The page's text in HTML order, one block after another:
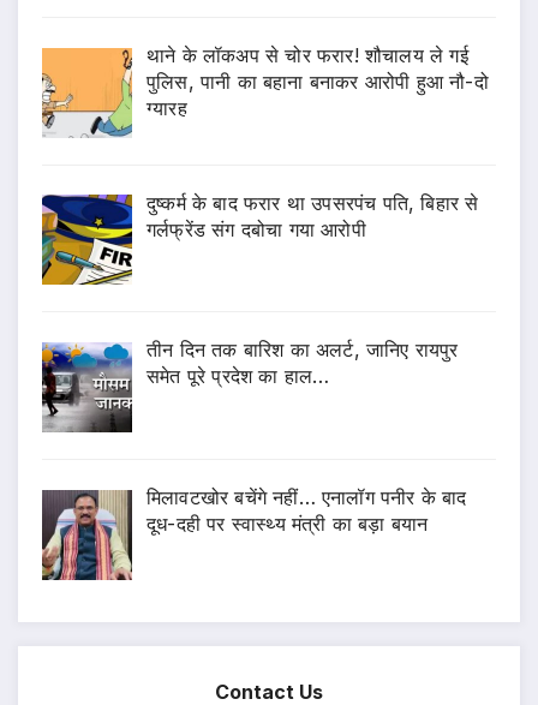
थाने के लॉकअप से चोर फरार! शौचालय ले गई
पुलिस, पानी का बहाना बनाकर आरोपी हुआ नौ-दो
ग्यारह
दुष्कर्म के बाद फरार था उपसरपंच पति, बिहार से
गर्लफ्रेंड संग दबोचा गया आरोपी
तीन दिन तक बारिश का अलर्ट, जानिए रायपुर
समेत पूरे प्रदेश का हाल…
मिलावटखोर बचेंगे नहीं… एनालॉग पनीर के बाद
दूध-दही पर स्वास्थ्य मंत्री का बड़ा बयान
Contact Us